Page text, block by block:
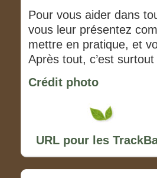
Pour vous aider dans
vous leur présentez
mettre en pratique, et
Après tout, c’est
Crédit photo
URL pour les